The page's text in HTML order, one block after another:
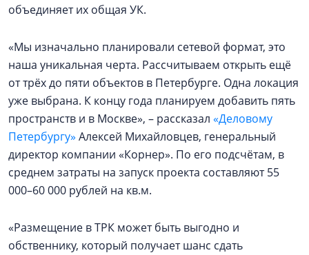
объединяет их общая УК.
«Мы изначально планировали сетевой формат, это
наша уникальная черта. Рассчитываем открыть ещё
от трёх до пяти объектов в Петербурге. Одна локация
уже выбрана. К концу года планируем добавить пять
пространств и в Москве», – рассказал «Деловому
Петербургу» Алексей Михайловцев, генеральный
директор компании «Корнер». По его подсчётам, в
среднем затраты на запуск проекта составляют 55
000–60 000 рублей на кв.м.
«Размещение в ТРК может быть выгодно и
обственнику, который получает шанс сдать